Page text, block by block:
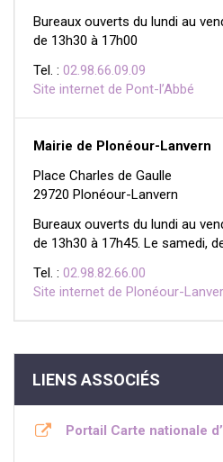
Bureaux ouverts du lundi au
de 13h30 à 17h00
Tel. : 02.98.66.09.09
Site internet de Pont-l’Abbé
Mairie de Plonéour-Lanvern
Place Charles de Gaulle
29720 Plonéour-Lanvern
Bureaux ouverts du lundi au
de 13h30 à 17h45. Le samedi,
Tel. : 02.98.82.66.00
Site internet de Plonéour-
LIENS ASSOCIÉS
Portail Carte nationale